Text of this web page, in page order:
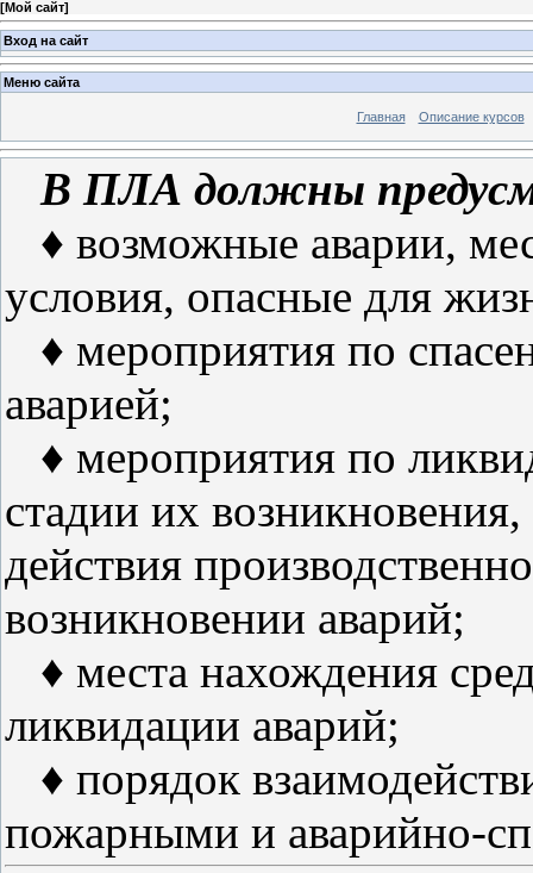
[Мой сайт]
Вход на сайт
Меню сайта
Главная Описание курсов
В ПЛА должны
♦ возможные аварии,
условия, опасные для
♦ мероприятия по
аварией;
♦ мероприятия по
стадии их
действия
возникновении аварий;
♦ места нахождения
ликвидации аварий;
♦ порядок
пожарными и аварийно-